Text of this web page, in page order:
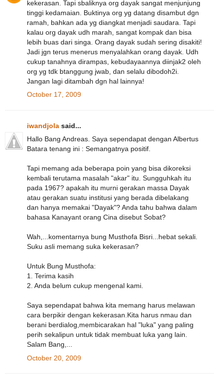
kekerasan. Tapi sbaliknya org dayak sangat menjunjung
tinggi kedamaian. Buktinya org yg datang disambut dgn
ramah, bahkan ada yg diangkat menjadi saudara. Tapi
kalau org dayak udh marah, sangat kompak dan bisa
lebih buas dari singa. Orang dayak sudah sering disakiti!
Jadi jgn terus menerus menyalahkan orang dayak. Udh
cukup tanahnya dirampas, kebudayaannya diinjak2 oleh
org yg tdk btanggung jwab, dan selalu dibodoh2i.
Jangan lagi ditambah dgn hal lainnya!
October 17, 2009
iwandjola said...
Hallo Bang Andreas. Saya sependapat dengan Albertus
Batara tenang ini : Semangatnya positif.
Tapi memang ada beberapa poin yang bisa dikoreksi
kembali terutama masalah "akar" itu. Sungguhkah itu
pada 1967? apakah itu murni gerakan massa Dayak
atau gerakan suatu institusi yang berada dibelakang
dan hanya memakai "Dayak"? Anda tahu bahwa dalam
bahasa Kanayant orang Cina disebut Sobat?
Wah,...komentarnya bung Musthofa Bisri...hebat sekali.
Suku asli memang suka kekerasan?
Untuk Bung Musthofa:
1. Terima kasih
2. Anda belum cukup mengenal kami.
Saya sependapat bahwa kita memang harus melawan
cara berpikir dengan kekerasan.Kita harus nmau dan
berani berdialog,membicarakan hal "luka" yang paling
perih sekalipun untuk tidak membuat luka yang lain.
Salam Bang,...
October 20, 2009